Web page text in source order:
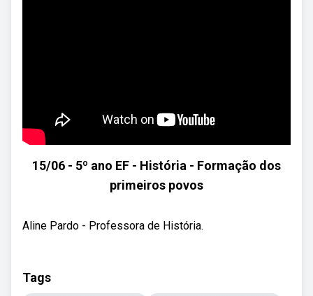
15/06 - 5º ano EF - História - Formação dos
primeiros povos
Aline Pardo - Professora de História.
Tags